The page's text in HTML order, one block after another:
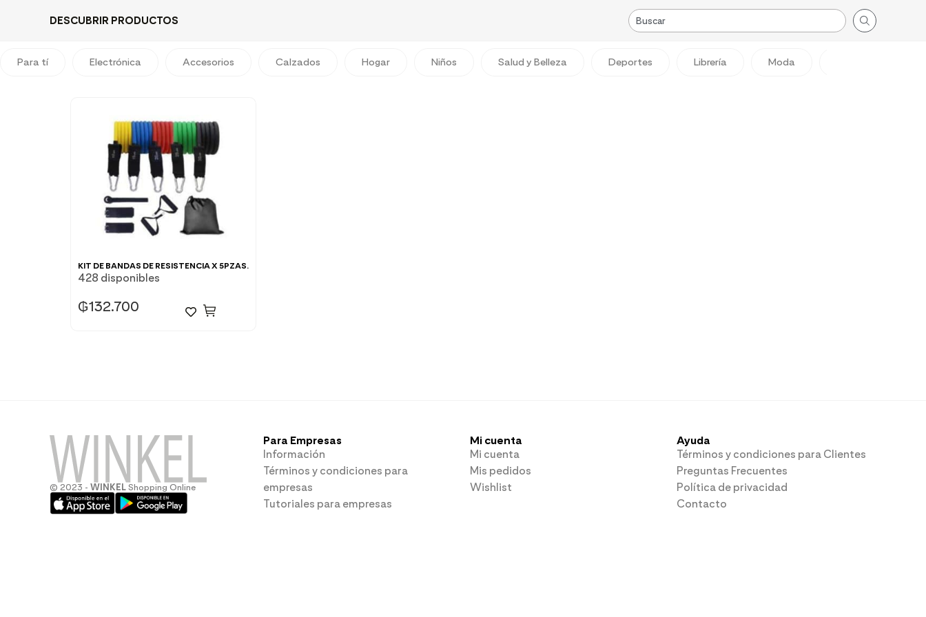
DESCUBRIR PRODUCTOS
Para tí Electrónica Accesorios Calzados Hogar Niños Salud y Belleza Deportes Librería Moda
KIT DE BANDAS DE RESISTENCIA X 5PZAS.
428 disponibles
₲132.700
© 2023 - WINKEL Shopping Online
Para Empresas
Información
Términos y condiciones para
empresas
Tutoriales para empresas
Mi cuenta
Mi cuenta
Mis pedidos
Wishlist
Ayuda
Términos y condiciones para Clientes
Preguntas Frecuentes
Política de privacidad
Contacto